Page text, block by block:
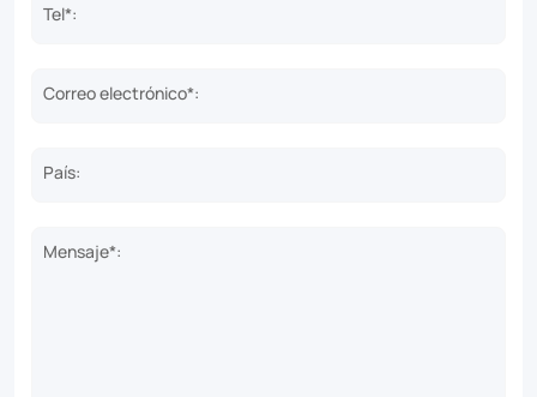
Tel*:
Correo electrónico*:
País:
Mensaje*: